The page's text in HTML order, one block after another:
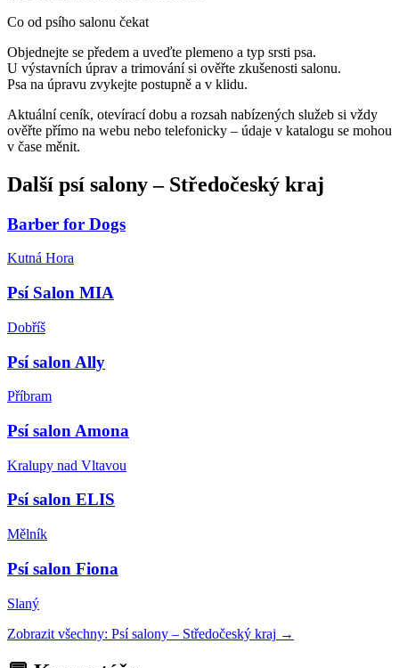
Co od psího salonu čekat
Objednejte se předem a uveďte plemeno a typ srsti psa.
U výstavních úprav a trimování si ověřte zkušenosti salonu.
Psa na úpravu zvykejte postupně a v klidu.
Aktuální ceník, otevírací dobu a rozsah nabízených služeb si vždy
ověřte přímo na webu nebo telefonicky – údaje v katalogu se mohou
v čase měnit.
Další psí salony– Středočeský kraj
Barber for Dogs
Kutná Hora
Psí Salon MIA
Dobříš
Psí salon Ally
Příbram
Psí salon Amona
Kralupy nad Vltavou
Psí salon ELIS
Mělník
Psí salon Fiona
Slaný
Zobrazit všechny: Psí salony – Středočeský kraj →